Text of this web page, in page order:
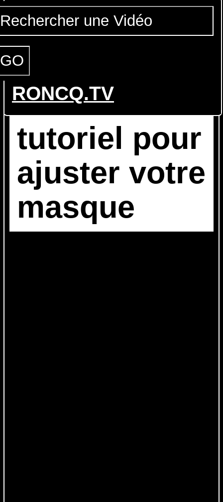
RONCQ.TV
Suivez le
tutoriel pour
ajuster votre
masque